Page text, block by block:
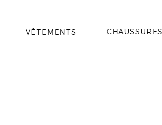
VÊTEMENTS CHAUSSURES